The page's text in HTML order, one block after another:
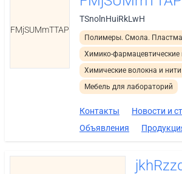
FMjSUMmTTAP
TSnolnHuiRkLwH
Полимеры. Смола.
Химико-фармацевтические
Химические волокна и нити
Мебель для лабораторий
Контакты
Новости и
Объявления